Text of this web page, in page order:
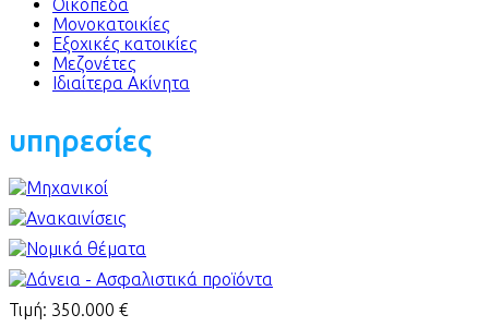
Οικόπεδα
Μονοκατοικίες
Εξοχικές κατοικίες
Μεζονέτες
Ιδιαίτερα Ακίνητα
υπηρεσίες
Τιμή: 350.000 €